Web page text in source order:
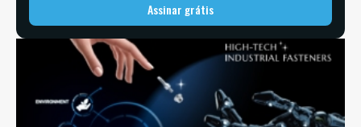
Assinar grátis